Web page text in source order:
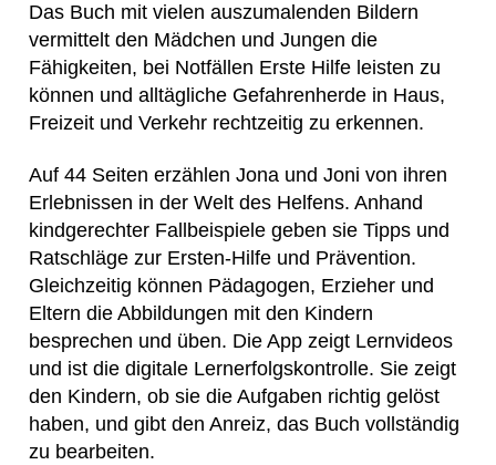
Das Buch mit vielen auszumalenden Bildern
vermittelt den Mädchen und Jungen die
Fähigkeiten, bei Notfällen Erste Hilfe leisten zu
können und alltägliche Gefahrenherde in Haus,
Freizeit und Verkehr rechtzeitig zu erkennen.
Auf 44 Seiten erzählen Jona und Joni von ihren
Erlebnissen in der Welt des Helfens. Anhand
kindgerechter Fallbeispiele geben sie Tipps und
Ratschläge zur Ersten-Hilfe und Prävention.
Gleichzeitig können Pädagogen, Erzieher und
Eltern die Abbildungen mit den Kindern
besprechen und üben. Die App zeigt Lernvideos
und ist die digitale Lernerfolgskontrolle. Sie zeigt
den Kindern, ob sie die Aufgaben richtig gelöst
haben, und gibt den Anreiz, das Buch vollständig
zu bearbeiten.